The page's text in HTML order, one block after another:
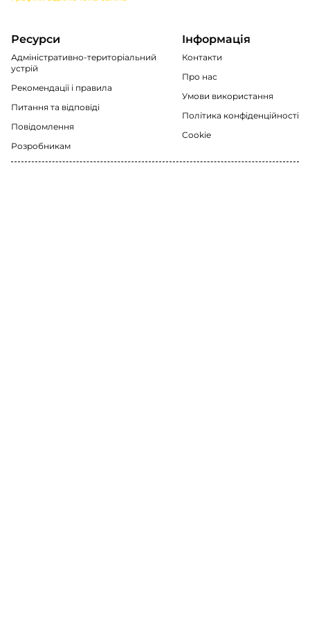
Ресурси
Адміністративно-територіальний
устрій
Рекомендації i правила
Питання та відповіді
Повідомлення
Розробникам
Інформація
Контакти
Про нас
Умови використання
Політика конфіденційності
Cookie